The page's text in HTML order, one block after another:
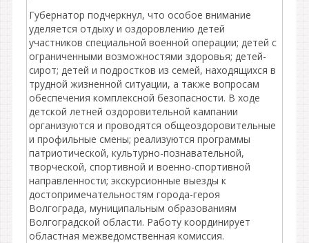
Губернатор подчеркнул, что особое внимание
уделяется отдыху и оздоровлению детей
участников специальной военной операции; детей с
ограниченными возможностями здоровья; детей-
сирот; детей и подростков из семей, находящихся в
трудной жизненной ситуации, а также вопросам
обеспечения комплексной безопасности. В ходе
детской летней оздоровительной кампании
организуются и проводятся общеоздоровительные
и профильные смены; реализуются программы
патриотической, культурно-познавательной,
творческой, спортивной и военно-спортивной
направленности; экскурсионные выезды к
достопримечательностям города-героя
Волгограда, муниципальным образованиям
Волгоградской области. Работу координирует
областная межведомственная комиссия.